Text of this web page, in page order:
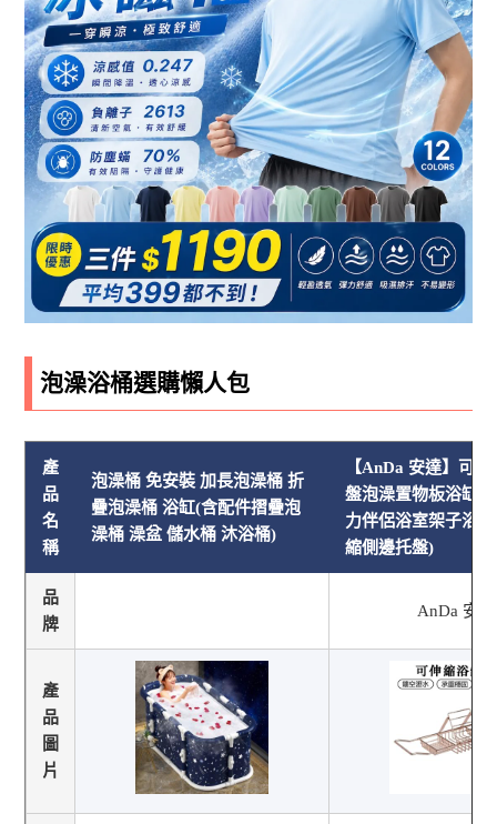
泡澡浴桶選購懶人包
產
品
名
稱
泡澡桶 免安裝 加長泡澡桶 折
疊泡澡桶 浴缸(含配件摺疊泡
澡桶 澡盆 儲水桶 沐浴桶)
【AnDa 安達】可
盤泡澡置物板浴缸
力伴侶浴室架子浴
縮側邊托盤)
品
牌
AnDa 安達
產
品
圖
片